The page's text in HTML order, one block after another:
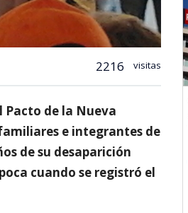
2216 visitas
Pacto de la Nueva
e integrantes de
de su desaparición
cuando se registró el